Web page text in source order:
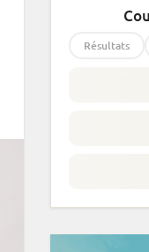
Résultats